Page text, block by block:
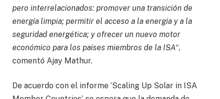
pero interrelacionados: promover una transición de
energía limpia; permitir el acceso a la energía y a la
seguridad energética; y ofrecer un nuevo motor
económico para los países miembros de la ISA“,
comentó Ajay Mathur.
De acuerdo con el informe ‘Scaling Up Solar in ISA